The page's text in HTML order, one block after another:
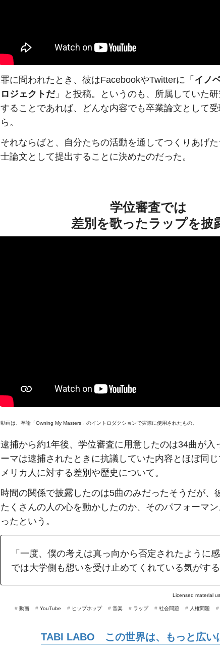
罪に問われたとき、彼はFacebookやTwitterに「 イノ
ロジェクトだ」と投稿。というのも、所属していた
することであれば、どんな内容でも卒業論文として
ら。
それならばと、自分たちの活動を通してつくりあげ
士論文として提出することに決めたのだった。
学位審査では
差別を歌ったラップを披
動画は、卒論「Owning My Masters」のイントロダクションで実際に使用されたもの。
逮捕から約1年後、学位審査に用意したのは34曲が入
ーマは逮捕されたときに抗議していた内容とほぼ同
メリカ人に対する差別や歴史について。
時間の関係で披露したのは5曲のみだったそうだが、
たくさんの人の心を動かしたのか、そのパフォーマ
ったという。
「一度、僕の考えは真っ向から否定されたように
では大学側も想いを受け止めてくれている気がする
Licensed material
#
# 人権問題
# 社会問題
# ラップ
# 音楽
# ヒップホップ
# YouTube
# 動画
TABI LABO この世界は、もっと広い